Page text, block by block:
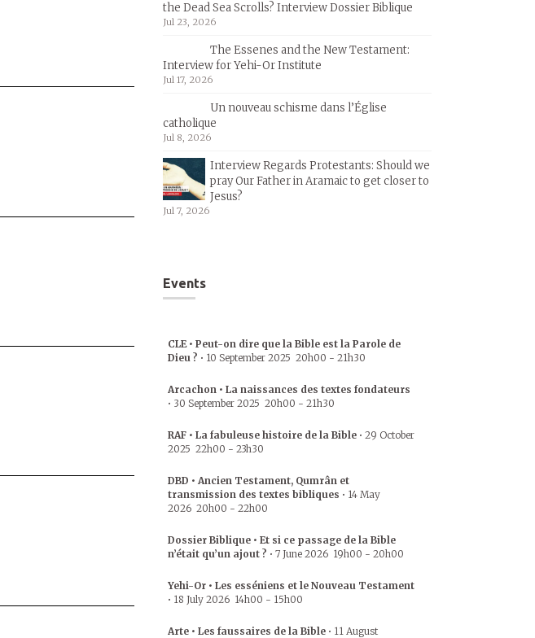
the Dead Sea Scrolls? Interview Dossier Biblique
Jul 23, 2026
The Essenes and the New Testament:
Interview for Yehi-Or Institute
Jul 17, 2026
Un nouveau schisme dans l’Église
catholique
Jul 8, 2026
Interview Regards Protestants: Should we
pray Our Father in Aramaic to get closer to
Jesus?
Jul 7, 2026
Events
CLE • Peut-on dire que la Bible est la Parole de
Dieu ? • 10 September 2025 20h00 - 21h30
Arcachon • La naissances des textes fondateurs
• 30 September 2025 20h00 - 21h30
RAF • La fabuleuse histoire de la Bible • 29 October
2025 22h00 - 23h30
DBD • Ancien Testament, Qumrân et
transmission des textes bibliques • 14 May
2026 20h00 - 22h00
Dossier Biblique • Et si ce passage de la Bible
n’était qu’un ajout ? • 7 June 2026 19h00 - 20h00
Yehi-Or • Les esséniens et le Nouveau Testament
• 18 July 2026 14h00 - 15h00
Arte • Les faussaires de la Bible • 11 August